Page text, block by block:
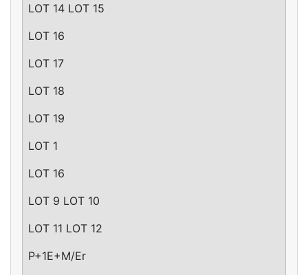
LOT 14 LOT 15
LOT 16
LOT 17
LOT 18
LOT 19
LOT 1
LOT 16
LOT 9 LOT 10
LOT 11 LOT 12
P+1E+M/Er